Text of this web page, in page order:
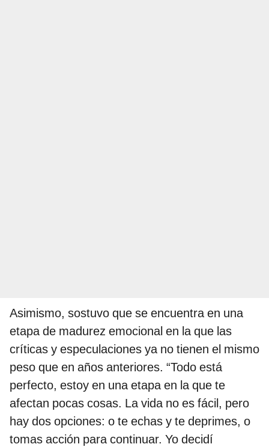
Asimismo, sostuvo que se encuentra en una
etapa de madurez emocional en la que las
críticas y especulaciones ya no tienen el mismo
peso que en años anteriores. “Todo está
perfecto, estoy en una etapa en la que te
afectan pocas cosas. La vida no es fácil, pero
hay dos opciones: o te echas y te deprimes, o
tomas acción para continuar. Yo decidí